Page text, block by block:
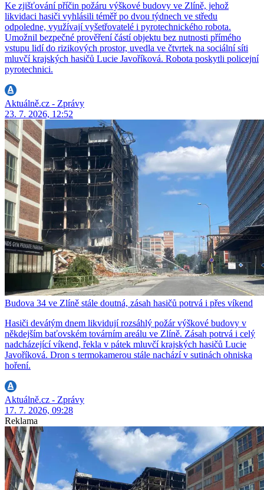
Ke zjišťování příčin požáru výškové budovy ve Zlíně, jehož
likvidaci hasiči vyhlásili téměř po dvou týdnech ve středu
odpoledne, využívají vyšetřovatelé i pyrotechnického robota.
Umožnil bezpečné prověření částí objektu bez nutnosti přímého
vstupu lidí do rizikových prostor, uvedla ve čtvrtek na sociální síti
mluvčí krajských hasičů Lucie Javoříková. Robota poskytli policejní
pyrotechnici.
Aktuálně.cz - Zprávy
23. 7. 2026, 12:52
Budova 34 ve Zlíně stále doutná, zásah hasičů potrvá i přes víkend
Hasiči devátým dnem likvidují rozsáhlý požár výškové budovy v
někdejším baťovském továrním areálu ve Zlíně. Zásah potrvá i celý
nadcházející víkend, řekla v pátek mluvčí krajských hasičů Lucie
Javoříková. Dron s termokamerou stále nachází v sutinách ohniska
hoření.
Aktuálně.cz - Zprávy
17. 7. 2026, 09:28
Reklama